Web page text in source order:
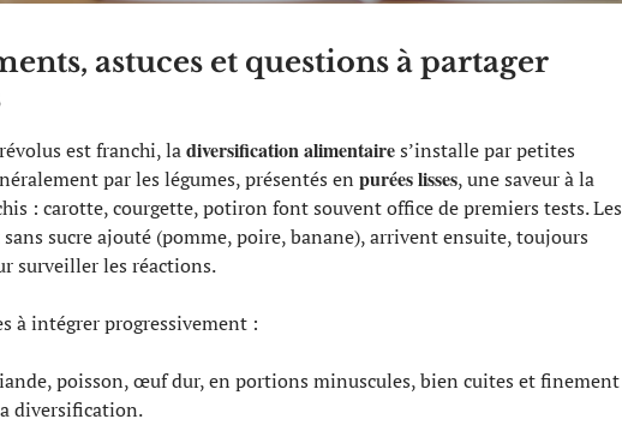
astuces et questions à partager
est franchi, ladiversification alimentaires’installe par petites
par les légumes, présentés en purées lisses, une saveur à la
: carotte, courgette, potiron font souvent office de premiers tests. Les
sucre ajouté (pomme, poire, banane), arrivent ensuite, toujours
surveiller les réactions.
à intégrer progressivement :
poisson, œuf dur, en portions minuscules, bien cuites et finement
diversification.